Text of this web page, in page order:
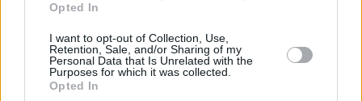
Opted In
I want to opt-out of Collection, Use,
Retention, Sale, and/or Sharing of my
Personal Data that Is Unrelated with the
Purposes for which it was collected.
Opted In
vysílacím týdnu
naladění na Skylinku